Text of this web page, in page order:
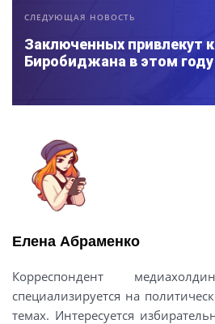
СЛЕДУЮЩАЯ НОВОСТЬ
Заключенных привлекут
Биробиджана в этом году
Елена Абраменко
Корреспондент
специализируется на
темах. Интересуется